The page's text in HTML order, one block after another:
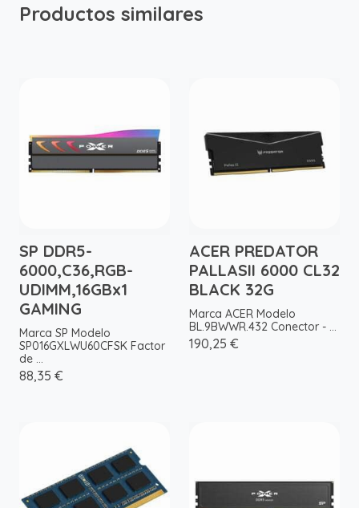
Productos similares
SP DDR5-
6000,C36,RGB-
UDIMM,16GBx1
GAMING
Marca SP Modelo
SP016GXLWU60CFSK Factor
de ...
88,35 €
ACER PREDATOR
PALLASII 6000 CL32
BLACK 32G
Marca ACER Modelo
BL.9BWWR.432 Conector - ...
190,25 €